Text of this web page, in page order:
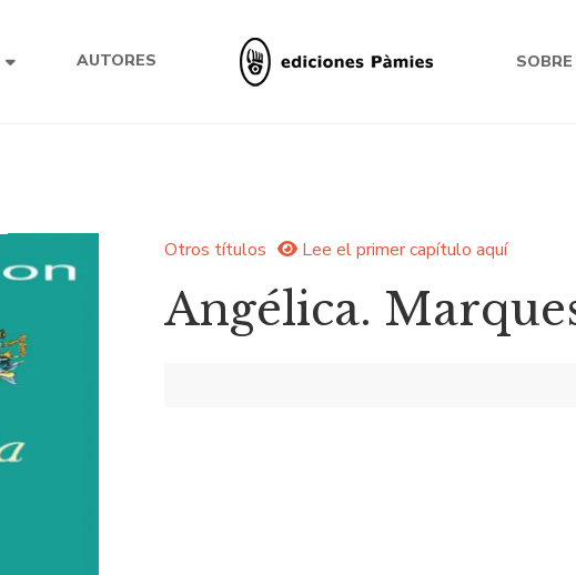
AUTORES
Otros títulos Lee el primer capítulo aquí
Angélica.